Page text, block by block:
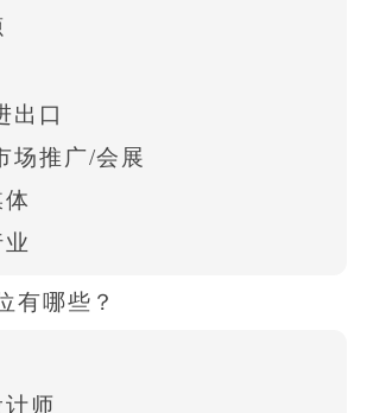
出口
场推广/会展
有哪些？
计师